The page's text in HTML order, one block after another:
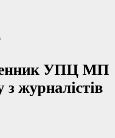
УПЦ МП
журналістів